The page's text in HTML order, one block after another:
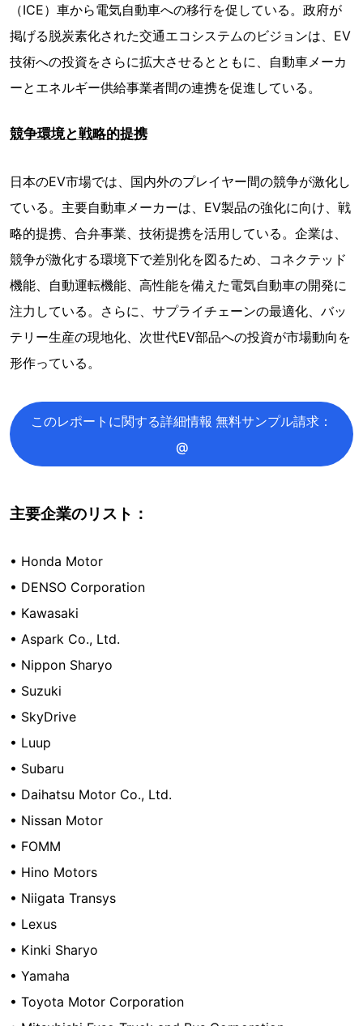
（ICE）車から電気自動車への移行を促している。政府が
掲げる脱炭素化された交通エコシステムのビジョンは、EV
技術への投資をさらに拡大させるとともに、自動車メーカ
ーとエネルギー供給事業者間の連携を促進している。
競争環境と戦略的提携
日本のEV市場では、国内外のプレイヤー間の競争が激化し
ている。主要自動車メーカーは、EV製品の強化に向け、戦
略的提携、合弁事業、技術提携を活用している。企業は、
競争が激化する環境下で差別化を図るため、コネクテッド
機能、自動運転機能、高性能を備えた電気自動車の開発に
注力している。さらに、サプライチェーンの最適化、バッ
テリー生産の現地化、次世代EV部品への投資が市場動向を
形作っている。
このレポートに関する詳細情報 無料サンプル請求：
@
主要企業のリスト：
• Honda Motor
• DENSO Corporation
• Kawasaki
• Aspark Co., Ltd.
• Nippon Sharyo
• Suzuki
• SkyDrive
• Luup
• Subaru
• Daihatsu Motor Co., Ltd.
• Nissan Motor
• FOMM
• Hino Motors
• Niigata Transys
• Lexus‎
• Kinki Sharyo
• Yamaha
• Toyota Motor Corporation